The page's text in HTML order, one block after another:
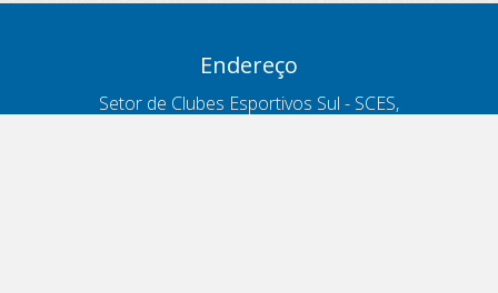
Endereço
Setor de Clubes Esportivos Sul - SCES,